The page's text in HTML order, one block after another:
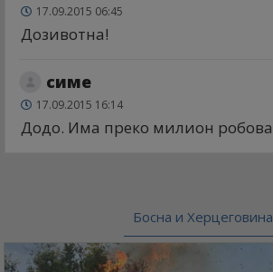
17.09.2015 06:45
Дозивотна!
симе
17.09.2015 16:14
Додо. Има преко милион робова
Босна и Херцеговина